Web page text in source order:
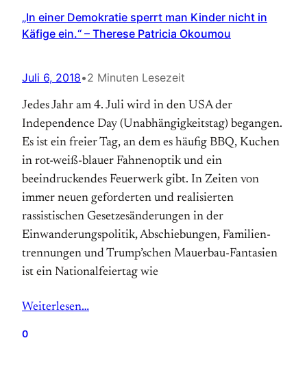
„In einer Demokratie sperrt man Kinder nicht in
Käfige ein.“ – Therese Patricia Okoumou
Juli 6, 2018•2 Minuten Lesezeit
Jedes Jahr am 4. Juli wird in den USA der
Independence Day (Unabhängig­keitstag) begangen.
Es ist ein freier Tag, an dem es häufig BBQ, Kuchen
in rot-weiß-blauer Fahnenoptik und ein
beeindruckendes Feuerwerk gibt. In Zeiten von
immer neuen geforderten und realisierten
rassistischen Gesetzes­änderungen in der
Einwanderungs­politik, Abschiebungen, Familien­
trennungen und Trump’schen Mauerbau-Fantasien
ist ein National­feiertag wie
Weiterlesen…
0